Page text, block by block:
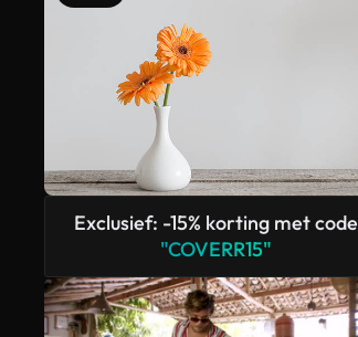
Exclusief: -15% korting met code
"COVERR15"